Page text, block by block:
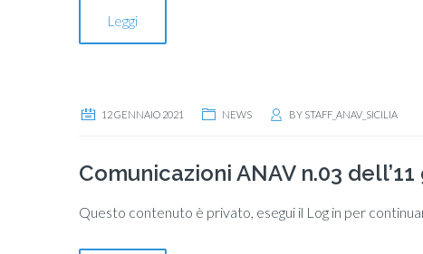
Leggi
12 GENNAIO 2021 NEWS BY STAFF_ANAV_SICILIA
Comunicazioni ANAV n.03
Questo contenuto è privato, esegui il Log in per